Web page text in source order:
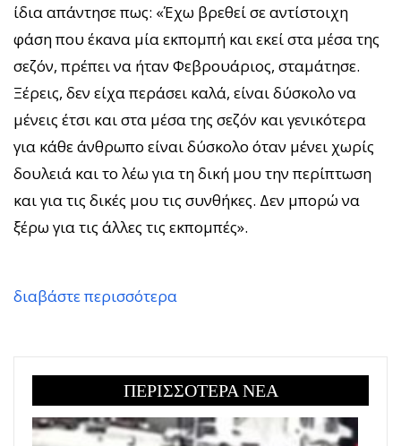
ίδια απάντησε πως: «Έχω βρεθεί σε αντίστοιχη
φάση που έκανα μία εκπομπή και εκεί στα μέσα της
σεζόν, πρέπει να ήταν Φεβρουάριος, σταμάτησε.
Ξέρεις, δεν είχα περάσει καλά, είναι δύσκολο να
μένεις έτσι και στα μέσα της σεζόν και γενικότερα
για κάθε άνθρωπο είναι δύσκολο όταν μένει χωρίς
δουλειά και το λέω για τη δική μου την περίπτωση
και για τις δικές μου τις συνθήκες. Δεν μπορώ να
ξέρω για τις άλλες τις εκπομπές».
διαβάστε περισσότερα
ΠΕΡΙΣΣΟΤΕΡΑ ΝΕΑ